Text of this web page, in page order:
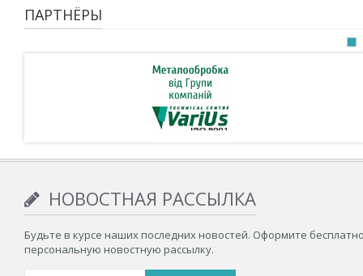
ПАРТНЁРЫ
НОВОСТНАЯ РАССЫЛКА
Будьте в курсе наших последних новостей. Оформите
персональную новостную рассылку.